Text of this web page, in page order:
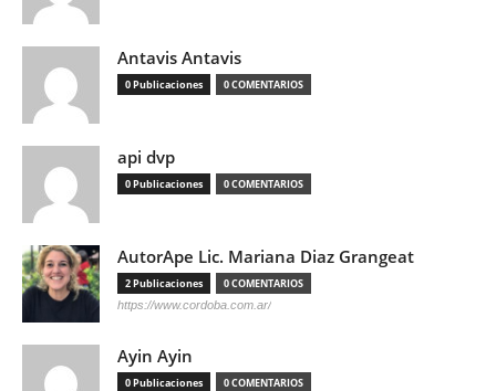
Antavis Antavis
0 Publicaciones 0 COMENTARIOS
api dvp
0 Publicaciones 0 COMENTARIOS
AutorApe Lic. Mariana Diaz Grangeat
2 Publicaciones 0 COMENTARIOS
https://www.cordoba.com.ar/
Ayin Ayin
0 Publicaciones 0 COMENTARIOS